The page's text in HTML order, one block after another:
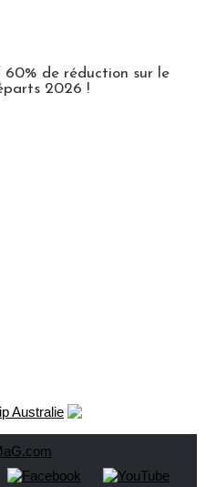
60% de réduction sur le
2026 !